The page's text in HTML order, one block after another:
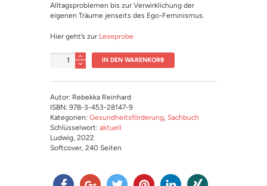
Alltagsproblemen bis zur Verwirklichung der
eigenen Träume jenseits des Ego-Feminismus.
Hier geht’s zur Leseprobe
Anzahl IN DEN WARENKORB
Autor: Rebekka Reinhard
ISBN: 978-3-453-28147-9
Kategorien: Gesundheitsförderung, Sachbuch
Schlüsselwort: aktuell
Ludwig, 2022
Softcover, 240 Seiten